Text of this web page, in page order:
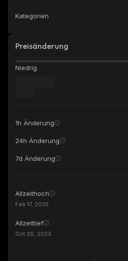
Kategorien
Preisänderung
Niedrig
1h Änderung
24h Änderung
7d Änderung
Allzeithoch
Feb 17, 2025
Allzeittief
Oct 26, 2023